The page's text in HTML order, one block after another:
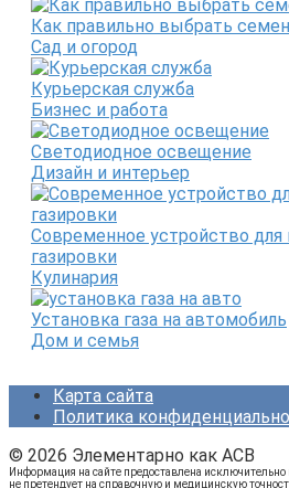
Как правильно выбрать
Сад и огород
Курьерская служба
Бизнес и работа
Светодиодное освещение
Дизайн и интерьер
Современное устройство для
газировки
Кулинария
Установка газа на автомобиль
Дом и семья
Карта сайта
Политика
© 2026 Элементарно как ACB
Информация на сайте предоставлена
не претендует на справочную и медицинскую